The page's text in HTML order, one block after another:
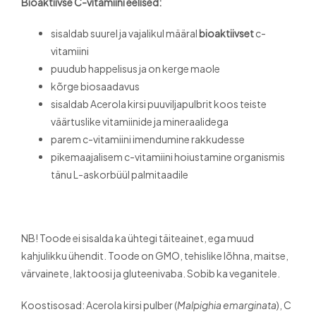
sisaldab suurel ja vajalikul määral bioaktiivsetc-
vitamiini
puudub happelisus ja on kerge maole
kõrge biosaadavus
sisaldab Acerola kirsi puuviljapulbrit koos teiste
väärtuslike vitamiinide ja mineraalidega
parem c-vitamiini imendumine rakkudesse
pikemaajalisem c-vitamiini hoiustamine organismis
tänu L-askorbüül palmitaadile
NB! Toode ei sisalda ka ühtegi täiteainet, ega muud
kahjulikku ühendit. Toode on GMO, tehislike lõhna, maitse,
värvainete, laktoosi ja gluteenivaba. Sobib ka veganitele.
Koostisosad: Acerola kirsi pulber (Malpighia emarginata), C